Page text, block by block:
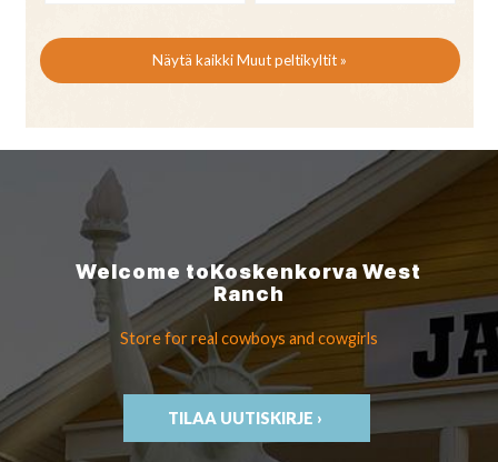
Näytä kaikki Muut peltikyltit »
Welcome toKoskenkorvaWest
Ranch
Store for real cowboys and cowgirls
TILAA UUTISKIRJE ›